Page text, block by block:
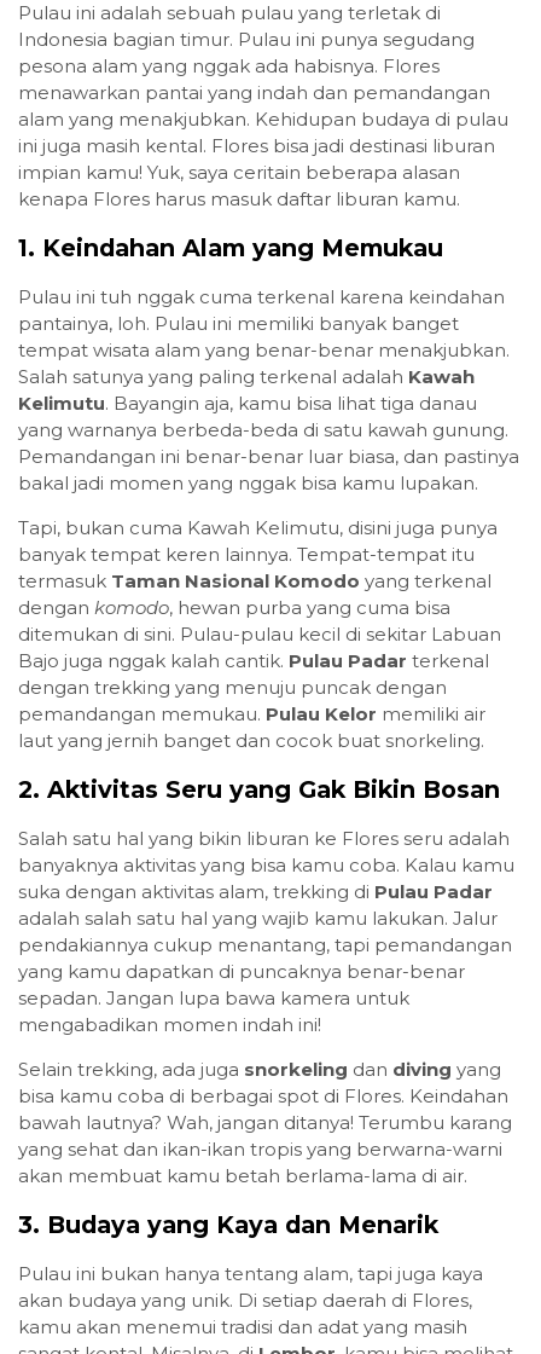
Pulau ini adalah sebuah pulau yang terletak di
Indonesia bagian timur. Pulau ini punya segudang
pesona alam yang nggak ada habisnya. Flores
menawarkan pantai yang indah dan pemandangan
alam yang menakjubkan. Kehidupan budaya di pulau
ini juga masih kental. Flores bisa jadi destinasi liburan
impian kamu! Yuk, saya ceritain beberapa alasan
kenapa Flores harus masuk daftar liburan kamu.
1. Keindahan Alam yang Memukau
Pulau ini tuh nggak cuma terkenal karena keindahan
pantainya, loh. Pulau ini memiliki banyak banget
tempat wisata alam yang benar-benar menakjubkan.
Salah satunya yang paling terkenal adalah Kawah
Kelimutu. Bayangin aja, kamu bisa lihat tiga danau
yang warnanya berbeda-beda di satu kawah gunung.
Pemandangan ini benar-benar luar biasa, dan pastinya
bakal jadi momen yang nggak bisa kamu lupakan.
Tapi, bukan cuma Kawah Kelimutu, disini juga punya
banyak tempat keren lainnya. Tempat-tempat itu
termasuk Taman Nasional Komodo yang terkenal
dengan komodo, hewan purba yang cuma bisa
ditemukan di sini. Pulau-pulau kecil di sekitar Labuan
Bajo juga nggak kalah cantik. Pulau Padar terkenal
dengan trekking yang menuju puncak dengan
pemandangan memukau. Pulau Kelor memiliki air
laut yang jernih banget dan cocok buat snorkeling.
2. Aktivitas Seru yang Gak Bikin Bosan
Salah satu hal yang bikin liburan ke Flores seru adalah
banyaknya aktivitas yang bisa kamu coba. Kalau kamu
suka dengan aktivitas alam, trekking di Pulau Padar
adalah salah satu hal yang wajib kamu lakukan. Jalur
pendakiannya cukup menantang, tapi pemandangan
yang kamu dapatkan di puncaknya benar-benar
sepadan. Jangan lupa bawa kamera untuk
mengabadikan momen indah ini!
Selain trekking, ada juga snorkeling dan diving yang
bisa kamu coba di berbagai spot di Flores. Keindahan
bawah lautnya? Wah, jangan ditanya! Terumbu karang
yang sehat dan ikan-ikan tropis yang berwarna-warni
akan membuat kamu betah berlama-lama di air.
3. Budaya yang Kaya dan Menarik
Pulau ini bukan hanya tentang alam, tapi juga kaya
akan budaya yang unik. Di setiap daerah di Flores,
kamu akan menemui tradisi dan adat yang masih